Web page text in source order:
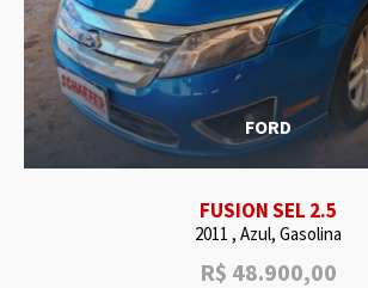
FORD
FUSION SEL 2.5
2011 , Azul, Gasolina
R$ 48.900,00